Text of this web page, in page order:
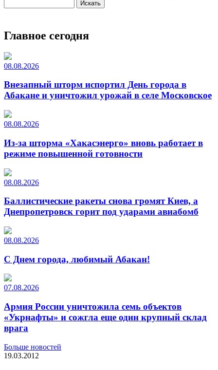
Главное сегодня
08.08.2026
Внезапный шторм испортил День города в
Абакане и уничтожил урожай в селе Московское
08.08.2026
Из-за шторма «Хакасэнерго» вновь работает в
режиме повышенной готовности
08.08.2026
Баллистические ракеты снова громят Киев, а
Днепропетровск горит под ударами авиабомб
08.08.2026
С Днем города, любимый Абакан!
07.08.2026
Армия России уничтожила семь объектов
«Укрнафты» и сожгла еще один крупный склад
врага
Больше новостей
19.03.2012